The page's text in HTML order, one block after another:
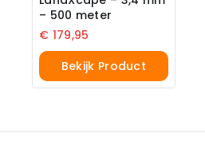
– 500 meter
€ 179,95
Bekijk Product